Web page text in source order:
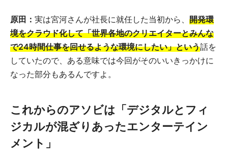
原田： 実は宮河さんが社長に就任した当初から、 開発環
境をクラウド化して「世界各地のクリエイターとみんな
で24時間仕事を回せるような環境にしたい」という話を
していたので、ある意味では今回がそのいいきっかけに
なった部分もあるんですよ。
これからのアソビは「デジタルとフィ
ジカルが混ざりあったエンターテイン
メント」